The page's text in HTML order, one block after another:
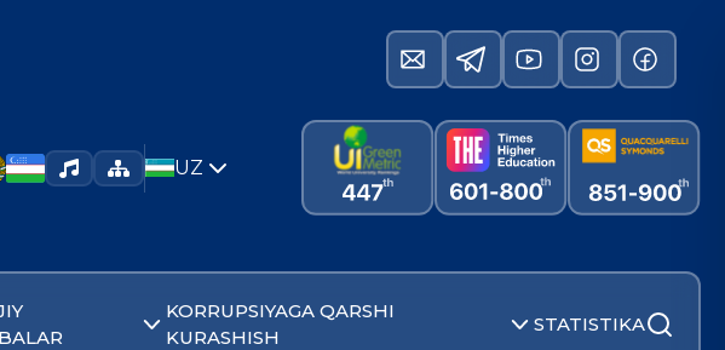
UZ
KORRUPSIYAGA QARSHI
KURASHISH
STATISTIKA